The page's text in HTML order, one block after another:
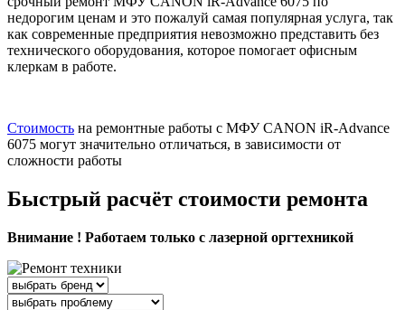
недорогим ценам и это пожалуй самая популярная услуга, так
как современные предприятия невозможно представить без
технического оборудования, которое помогает офисным
клеркам в работе.
Стоимость на ремонтные работы с МФУ CANON iR-Advance
6075 могут значительно отличаться, в зависимости от
сложности работы
Быстрый расчёт стоимости ремонта
Внимание ! Работаем только с лазерной оргтехникой